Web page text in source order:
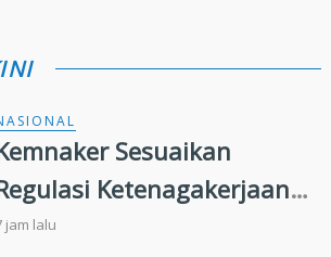
Sesuaikan
Ketenagakerjaan
Dinamika Dunia
jam lalu